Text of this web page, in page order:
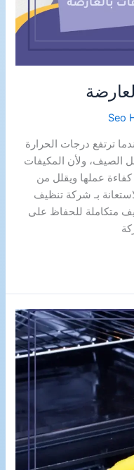
Seo
ترتفع درجات الحرارة
الصيف، ولأن المكيفات
عملها ويقلل من
بـ شركة تنظيف
متكاملة للحفاظ على